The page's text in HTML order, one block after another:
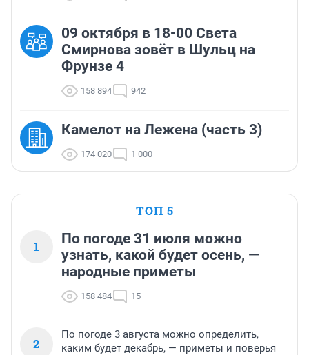
09 октября в 18-00 Света
Смирнова зовёт в Шульц на
Фрунзе 4
158 894 942
Камелот на Лежена (часть 3)
174 020 1 000
ТОП 5
1
По погоде 31 июля можно
узнать, какой будет осень, —
народные приметы
158 484 15
2
По погоде 3 августа можно определить,
каким будет декабрь, — приметы и поверья